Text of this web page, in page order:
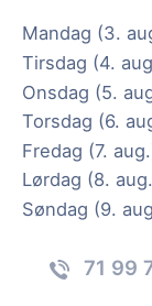
Mandag (3.
Tirsdag (4.
Onsdag (5.
Torsdag (6.
Fredag (7.
Lørdag (8.
Søndag (9.
71 99